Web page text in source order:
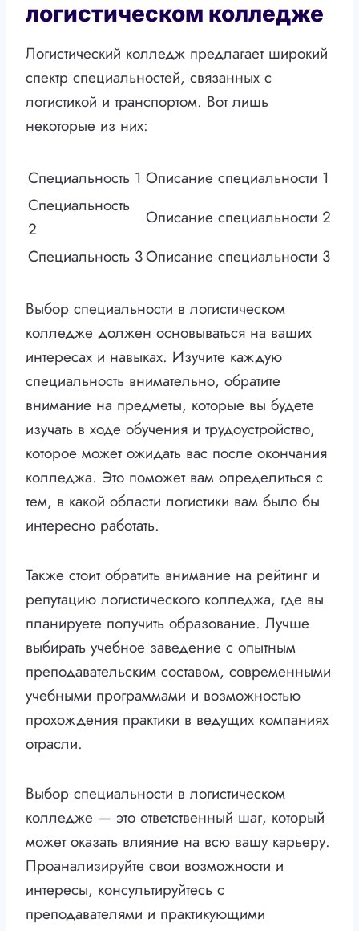
логистическом колледже
Логистический колледж предлагает широкий
спектр специальностей, связанных с
логистикой и транспортом. Вот лишь
некоторые из них:
Специальность 1 Описание специальности 1
Специальность
2
Описание специальности 2
Специальность 3Описание специальности 3
Выбор специальности в логистическом
колледже должен основываться на ваших
интересах и навыках. Изучите каждую
специальность внимательно, обратите
внимание на предметы, которые вы будете
изучать в ходе обучения и трудоустройство,
которое может ожидать вас после окончания
колледжа. Это поможет вам определиться с
тем, в какой области логистики вам было бы
интересно работать.
Также стоит обратить внимание на рейтинг и
репутацию логистического колледжа, где вы
планируете получить образование. Лучше
выбирать учебное заведение с опытным
преподавательским составом, современными
учебными программами и возможностью
прохождения практики в ведущих компаниях
отрасли.
Выбор специальности в логистическом
колледже — это ответственный шаг, который
может оказать влияние на всю вашу карьеру.
Проанализируйте свои возможности и
интересы, консультируйтесь с
преподавателями и практикующими